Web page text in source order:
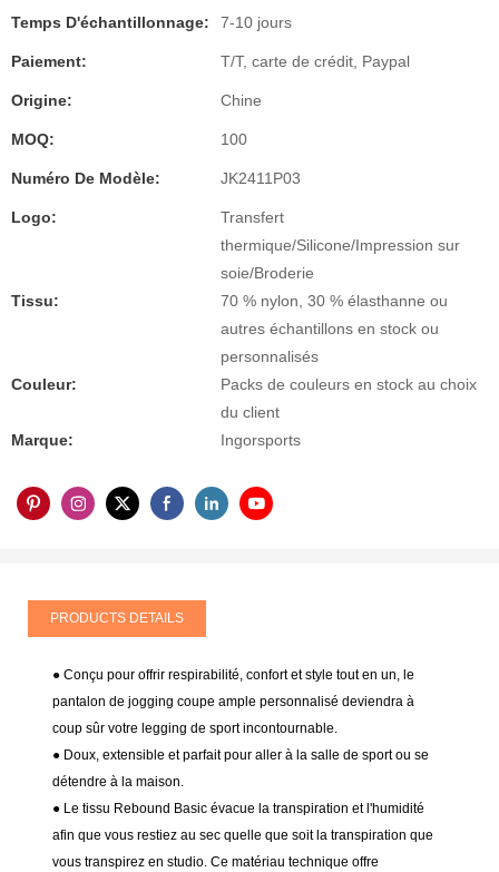
Temps D'échantillonnage: 7-10 jours
Paiement: T/T, carte de crédit, Paypal
Origine: Chine
MOQ: 100
Numéro De Modèle: JK2411P03
Logo:
Transfert
thermique/Silicone/Impression sur
soie/Broderie
Tissu:
70 % nylon, 30 % élasthanne ou
autres échantillons en stock ou
personnalisés
Couleur:
Packs de couleurs en stock au choix
du client
Marque:
Ingorsports
PRODUCTS DETAILS
● Conçu pour offrir respirabilité, confort et style tout en un, le
pantalon de jogging coupe ample personnalisé deviendra à
coup sûr votre legging de sport incontournable.
● Doux, extensible et parfait pour aller à la salle de sport ou se
détendre à la maison.
● Le tissu Rebound Basic évacue la transpiration et l'humidité
afin que vous restiez au sec quelle que soit la transpiration que
vous transpirez en studio. Ce matériau technique offre